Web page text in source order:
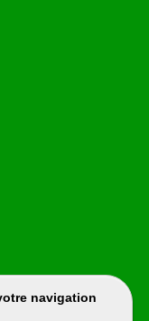
navigation